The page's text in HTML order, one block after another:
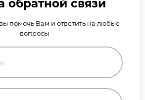
обратной связи
помочь Вам и ответить на любые
вопросы